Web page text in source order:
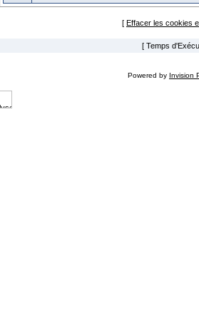
[ Effacer les cookies
[ Temps
Powered by Invision